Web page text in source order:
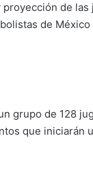
de
de
grupo de 128
que iniciarán